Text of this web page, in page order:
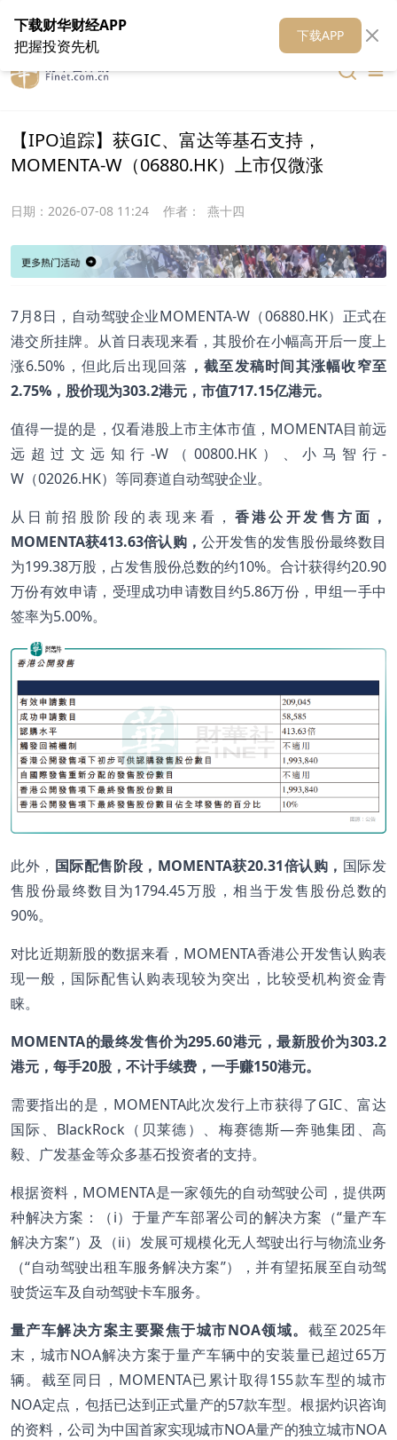
在线客服 关于我们 财华媒体矩阵 财华智库
【IPO追踪】获GIC、富达等基石支持，
MOMENTA-W（06880.HK）上市仅微涨
日期： 2026-07-08 11:24 作者： 燕十四
7月8日，自动驾驶企业MOMENTA-W（06880.HK）正式在
港交所挂牌。从首日表现来看，其股价在小幅高开后一度上
涨6.50%，但此后出现回落 ，截至发稿时间其涨幅收窄至
2.75% ，股价现为303.2港元，市值717.15亿港元。
值得一提的是，仅看港股上市主体市值，MOMENTA目前远
远超过文远知行-W（00800.HK）、小马智行-
W（02026.HK）等同赛道自动驾驶企业。
从日前招股阶段的表现来看， 香港公开发售方面，
MOMENTA获413.63倍认购， 公开发售的发售股份最终数目
为199.38万股，占发售股份总数的约10%。合计获得约20.90
万份有效申请，受理成功申请数目约5.86万份，甲组一手中
签率为5.00%。
此外， 国际配售阶段， MOMENTA获20.31倍认购， 国际发
售股份最终数目为1794.45万股，相当于发售股份总数的
90%。
对比近期新股的数据来看，MOMENTA香港公开发售认购表
现一般，国际配售认购表现较为突出，比较受机构资金青
睐。
MOMENTA的最终发售价为295.60港元，最新股价为303.2
港元，每手20股，不计手续费，一手赚150港元。
需要指出的是，MOMENTA此次发行上市获得了GIC、富达
国际、BlackRock（贝莱德）、梅赛德斯—奔驰集团、高
毅、广发基金等众多基石投资者的支持。
根据资料，MOMENTA是一家领先的自动驾驶公司，提供两
种解决方案：（i）于量产车部署公司的解决方案（“量产车
解决方案”）及（ii）发展可规模化无人驾驶出行与物流业务
（“自动驾驶出租车服务解决方案”），并有望拓展至自动驾
驶货运车及自动驾驶卡车服务。
量产车解决方案主要聚焦于城市NOA领域。 截至2025年
末，城市NOA解决方案于量产车辆中的安装量已超过65万
辆。截至同日，MOMENTA已累计取得155款车型的城市
NOA定点，包括已达到正式量产的57款车型。根据灼识咨询
的资料，公司为中国首家实现城市NOA量产的独立城市NOA
下载财华财经APP
把握投资先机
下载APP